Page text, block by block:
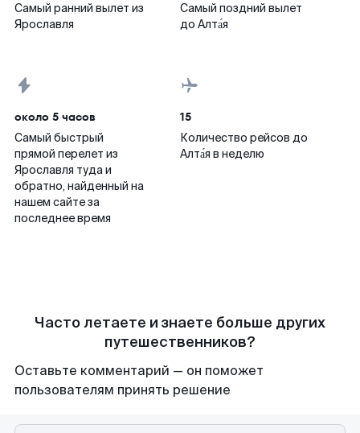
Самый ранний вылет из
Ярославля
Самый поздний вылет
до Алта́я
около 5 часов
Самый быстрый
прямой перелет из
Ярославля туда и
обратно, найденный на
нашем сайте за
последнее время
15
Количество рейсов до
Алта́я в неделю
Часто летаете и знаете больше других
путешественников?
Оставьте комментарий — он поможет
пользователям принять решение